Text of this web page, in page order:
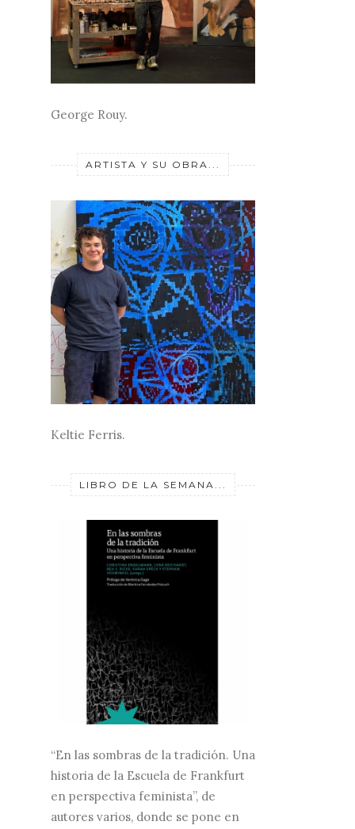
George Rouy.
ARTISTA Y SU OBRA...
Keltie Ferris.
LIBRO DE LA SEMANA...
“En las sombras de la tradición. Una
historia de la Escuela de Frankfurt
en perspectiva feminista”, de
autores varios, donde se pone en